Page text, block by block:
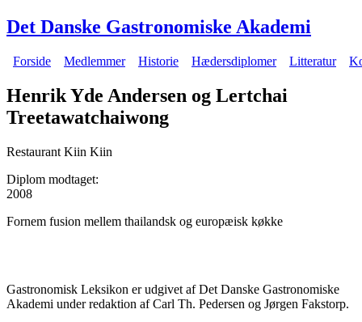
Gå til hovedindhold
Det Danske Gastronomiske Akademi
Forside Medlemmer Historie Hædersdiplomer Litteratur
Henrik Yde Andersen og Lertchai
Treetawatchaiwong
Restaurant Kiin Kiin
Diplom modtaget:
2008
Fornem fusion mellem thailandsk og europæisk køkke
Gastronomisk Leksikon er udgivet af Det Danske Gastronomiske
Akademi under redaktion af Carl Th. Pedersen og Jørgen Fakstorp.